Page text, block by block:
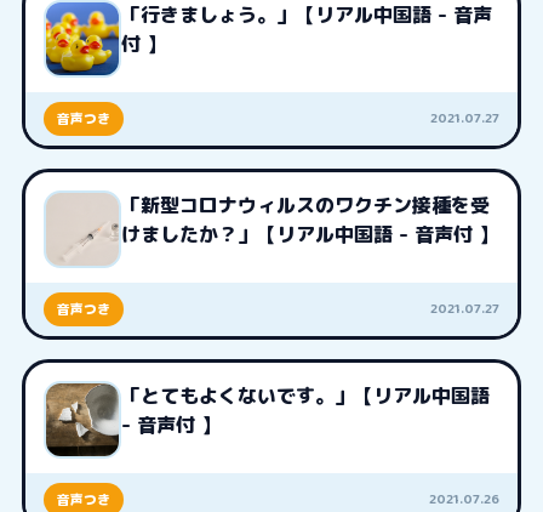
「行きましょう。」【リアル中国語 - 音声
付 】
音声つき 2021.07.27
「新型コロナウィルスのワクチン接種を受
けましたか？」【リアル中国語 - 音声付 】
音声つき 2021.07.27
「とてもよくないです。」【リアル中国語
- 音声付 】
音声つき 2021.07.26